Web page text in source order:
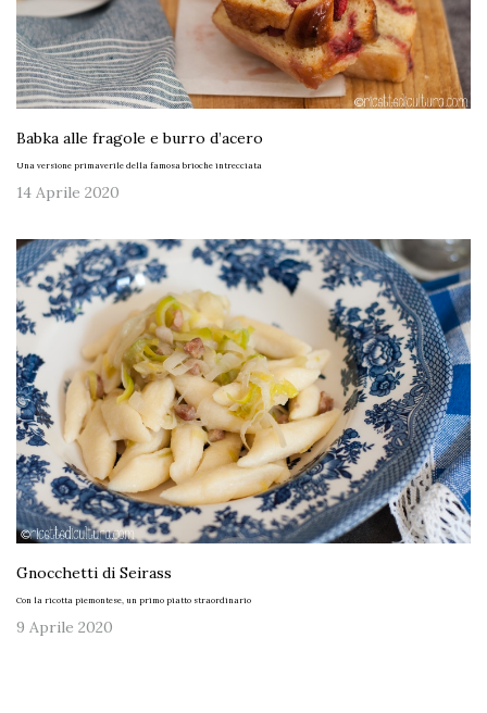
Babka alle fragole e burro d’acero
Una versione primaverile della famosa brioche intrecciata
14 Aprile 2020
Gnocchetti di Seirass
Con la ricotta piemontese, un primo piatto straordinario
9 Aprile 2020